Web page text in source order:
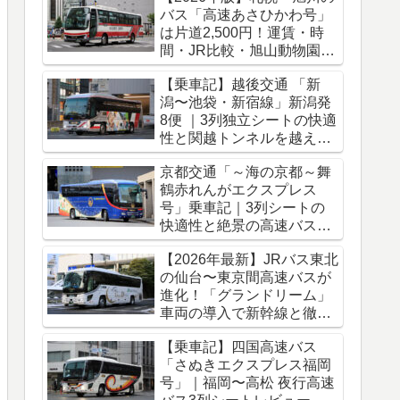
バス「高速あさひかわ号」
は片道2,500円！運賃・時
間・JR比較・旭山動物園ア
クセス完全ガイド
【乗車記】越後交通 「新
潟〜池袋・新宿線」新潟発
8便 ｜3列独立シートの快適
性と関越トンネルを越える
冬のバス旅
京都交通「～海の京都～舞
鶴赤れんがエクスプレス
号」乗車記｜3列シートの
快適性と絶景の高速バス車
窓をレポート
【2026年最新】JRバス東北
の仙台〜東京間高速バスが
進化！「グランドリーム」
車両の導入で新幹線と徹底
比較
【乗車記】四国高速バス
「さぬきエクスプレス福岡
号」｜福岡〜高松 夜行高速